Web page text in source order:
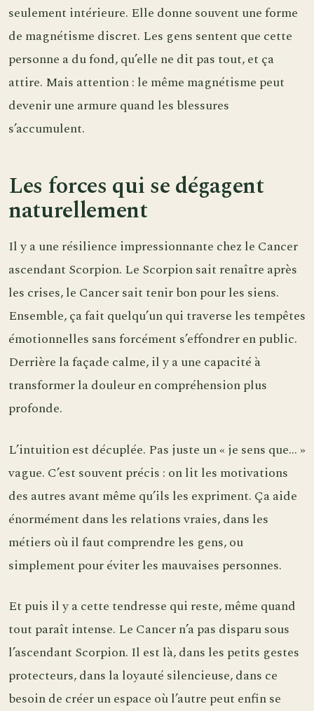
seulement intérieure. Elle donne souvent une forme
de magnétisme discret. Les gens sentent que cette
personne a du fond, qu’elle ne dit pas tout, et ça
attire. Mais attention : le même magnétisme peut
devenir une armure quand les blessures
s’accumulent.
Les forces qui se dégagent
naturellement
Il y a une résilience impressionnante chez le Cancer
ascendant Scorpion. Le Scorpion sait renaître après
les crises, le Cancer sait tenir bon pour les siens.
Ensemble, ça fait quelqu’un qui traverse les tempêtes
émotionnelles sans forcément s’effondrer en public.
Derrière la façade calme, il y a une capacité à
transformer la douleur en compréhension plus
profonde.
L’intuition est décuplée. Pas juste un « je sens que… »
vague. C’est souvent précis : on lit les motivations
des autres avant même qu’ils les expriment. Ça aide
énormément dans les relations vraies, dans les
métiers où il faut comprendre les gens, ou
simplement pour éviter les mauvaises personnes.
Et puis il y a cette tendresse qui reste, même quand
tout paraît intense. Le Cancer n’a pas disparu sous
l’ascendant Scorpion. Il est là, dans les petits gestes
protecteurs, dans la loyauté silencieuse, dans ce
besoin de créer un espace où l’autre peut enfin se